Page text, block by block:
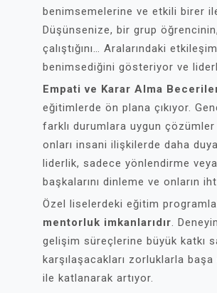
benimsemelerine ve etkili birer
Düşünsenize, bir grup
çalıştığını… Aralarındaki
benimsediğini gösteriyor ve
Empati ve Karar Alma
eğitimlerde ön plana çıkıyor.
farklı durumlara uygun
onları insani ilişkilerde daha
liderlik, sadece yönlendirme
başkalarını dinleme ve onların
Özel liselerdeki eğitim
mentorluk imkanlarıdır.
gelişim süreçlerine büyük katkı
karşılaşacakları zorluklarla
ile katlanarak artıyor.